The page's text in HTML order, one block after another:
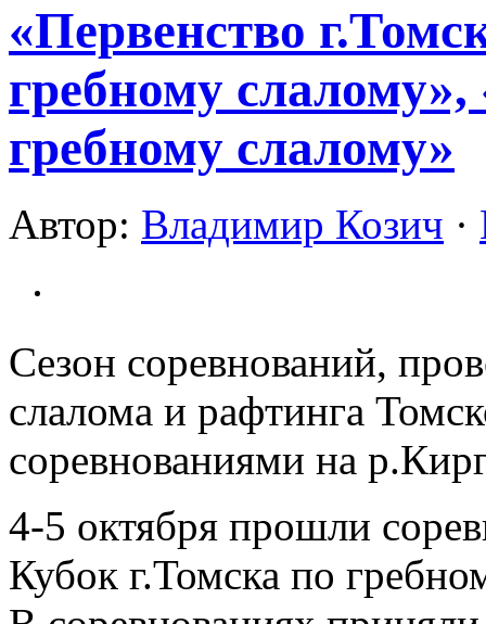
«Первенство
гребному
гребному слалому»
Автор: Владимир Козич ·
Сезон соревнований,
слалома и рафтинга
соревнованиями на
4-5 октября прошли
Кубок г.Томска по